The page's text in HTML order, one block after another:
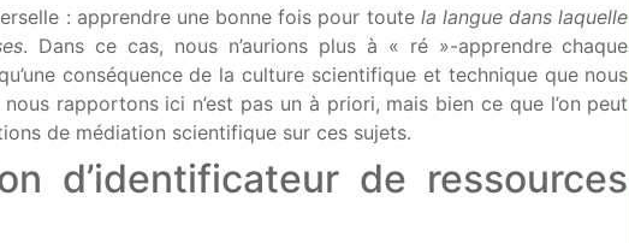
: apprendre une bonne fois pour toute la langue dans laquelle
. Dans ce cas, nous n’aurions plus à « ré »-apprendre chaque
conséquence de la culture scientifique et technique que nous
rapportons ici n’est pas un à priori, mais bien ce que l’on peut
de médiation scientifique sur ces sujets.
d’identificateur de ressources